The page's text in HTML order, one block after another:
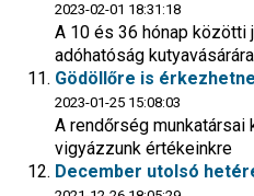
2023-02-01 18:31:18
A 10 és 36 hónap közötti
adóhatóság kutyavásárára
Gödöllőre is
2023-01-25 15:08:03
A rendőrség munkatársai
vigyázzunk értékeinkre
December utolsó